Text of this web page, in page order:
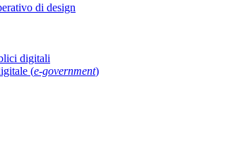
di design
digitali
(e-government)